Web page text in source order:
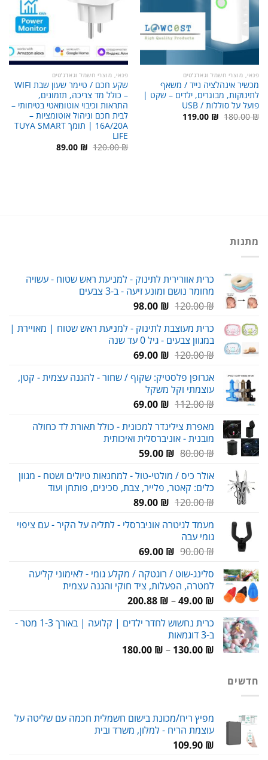
פנאי, מוצרי חשמל וגאדג'טים
מכשיר אינהלציה נייד / משאף
לתינוקות, מבוגרים, ילדים – שקט |
פועל על סוללות / USB
180.00₪ המחיר
המקורי
119.00 ₪ המחיר
פנאי, מוצרי חשמל וגאדג'טים
שקע חכם / טיימר שעון שבת WIFI
– כולל מד צריכה, תזמונים,
התראות וכיבוי אוטומאטי בטיחותי –
לבית חכם וניהול אוטומציות –
16A/20A | תומך TUYA SMART
LIFE
120.00₪ המחיר
המקורי
89.00 ₪ המחיר
הנוכחי
מתנות
כרית אוורירית לתינוק - למניעת ראש שטוח - עשויה
מחומר נושם ומונע זיעה - ב-3 צבעים
120.00₪
המחיר
היה:
120.00 ₪.
98.00 ₪
המחיר
הוא:
98.00 ₪.
כרית מעוצבת לתינוק - למניעת ראש שטוח | מאויירת |
במגוון צבעים - גיל 0 עד שנה
120.00₪
המחיר
היה:
120.00 ₪.
69.00 ₪
המחיר
הוא:
אגרופן פלסטיק: שקוף / שחור - להגנה עצמית - קטן,
עוצמתי וקל משקל
112.00₪
המחיר
היה:
112.00 ₪.
69.00 ₪
המחיר
הוא:
69.00 ₪.
מאפרת צילינדר למכונית - כולל תאורת לד כחולה
מובנית - אוניברסלית ואיכותית
80.00₪
המחיר
היה:
80.00 ₪.
59.00 ₪
המחיר
הוא:
59.00 ₪.
אולר כיס / מולטי-טול - למחנאות טיולים ושטח - מגוון
כלים: קאטר, פלייר, צבת, סכינים, פותחן ועוד
120.00₪
המחיר
היה:
89.00 ₪
המחיר
הוא:
מעמד לגיטרה אוניברסלי - לתליה על הקיר - עם ציפוי
גומי עבה
90.00₪
המחיר
היה:
90.00 ₪.
69.00 ₪
המחיר
הוא:
69.00 ₪.
סלינג-שוט / רוגטקה / מקלע גומי - לאימוני קליעה
למטרה, הפעלות, ציד חוקי והגנה עצמית
49.00 ₪
–
200.88 ₪
טווח
כרית נחשוש לחדר ילדים | קלועה | באורך 1-3 מטר -
ב-3 דוגמאות
130.00 ₪
–
180.00 ₪
חדשים
מפיץ ריח/מכונת בישום חשמלית חכמה עם שליטה על
עוצמת הריח - למלון, משרד ובית
109.90 ₪